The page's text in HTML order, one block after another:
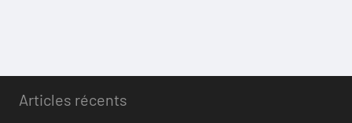
Articles récents